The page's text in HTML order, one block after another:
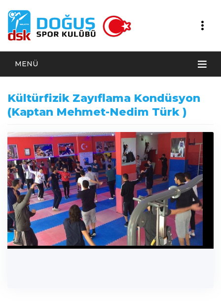
MENÜ
Kültürfizik Zayıflama Kondüsyon
(Kaptan Mehmet-Nedim Türk )